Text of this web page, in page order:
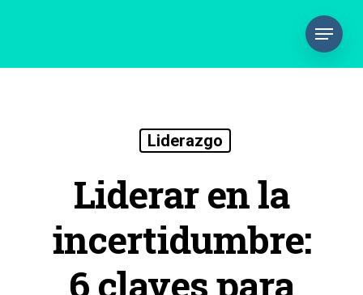
Liderazgo
Liderar en la
incertidumbre:
6 claves para